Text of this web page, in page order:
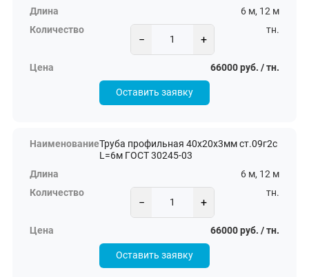
6 м, 12 м
− +
тн.
66000 руб. / тн.
Оставить заявку
Труба профильная 40х20х3мм ст.09г2с
L=6м ГОСТ 30245-03
6 м, 12 м
− +
тн.
66000 руб. / тн.
Оставить заявку